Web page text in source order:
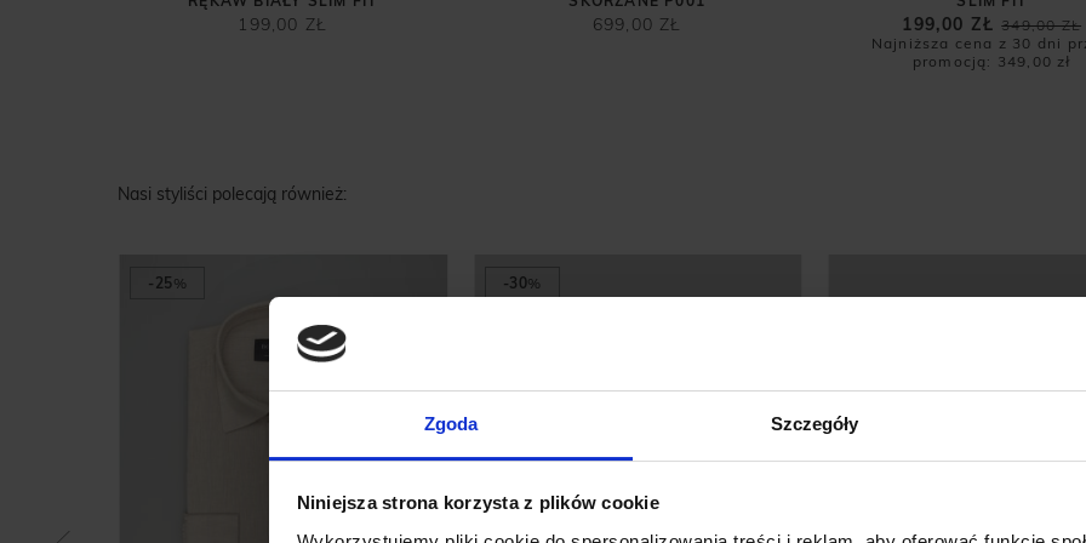
Zgoda Szczegóły
Niniejsza strona korzysta z plików cookie
199,00 ZŁ 699,00 ZŁ
349,00 ZŁ
199,00 ZŁ
Najniższa cena z 30 dni
promocją: 349,00 zł
Nasi styliści polecają również:
-25% -30%